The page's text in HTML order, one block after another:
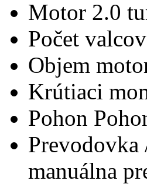
Motor 2.0
Počet valcov
Objem
Krútiaci
Pohon
Prevodovka
manuálna